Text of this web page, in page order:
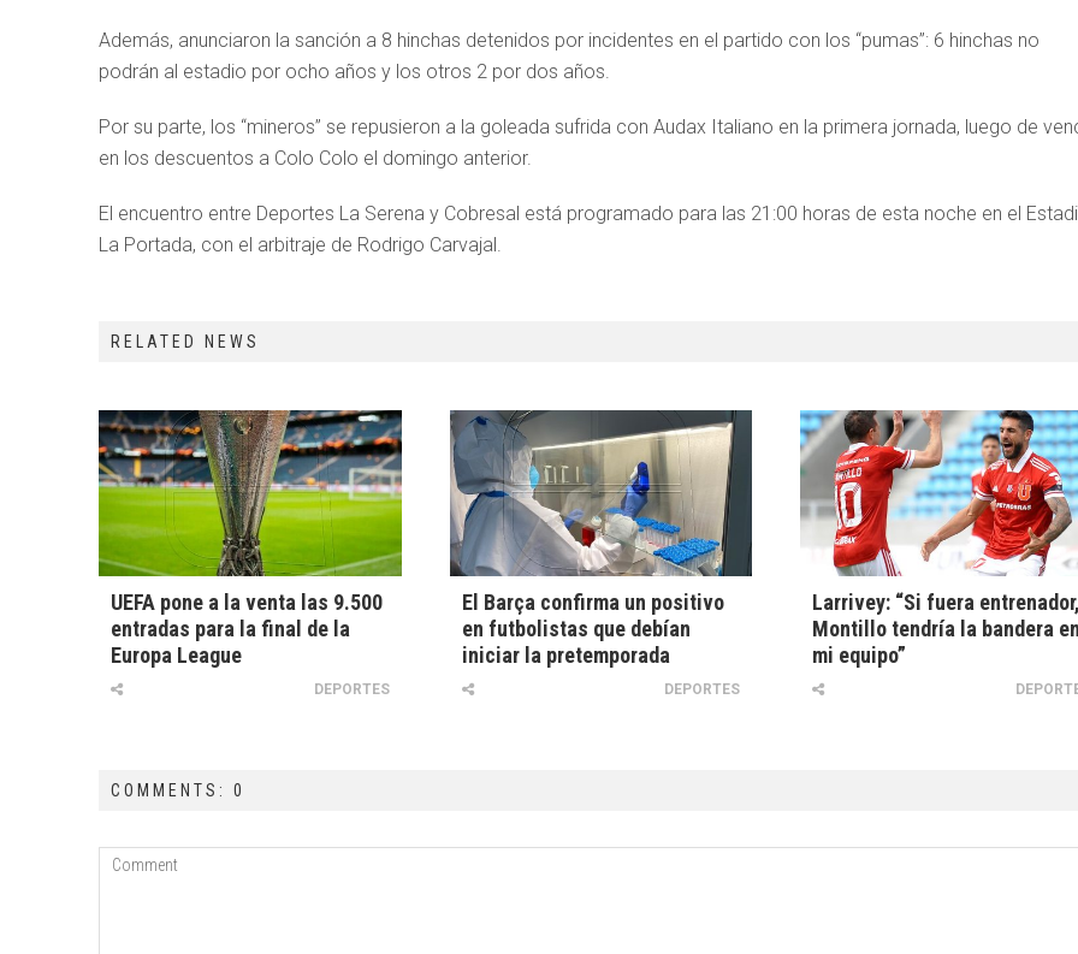
Además, anunciaron la sanción a 8 hinchas detenidos por incidentes en el partido con los “pumas”: 6 hinchas no
podrán al estadio por ocho años y los otros 2 por dos años.
Por su parte, los “mineros” se repusieron a la goleada sufrida con Audax Italiano en la primera jornada, luego de
en los descuentos a Colo Colo el domingo anterior.
El encuentro entre Deportes La Serena y Cobresal está programado para las 21:00 horas de esta noche en el
La Portada, con el arbitraje de Rodrigo Carvajal.
RELATED NEWS
UEFA pone a la venta las 9.500
entradas para la final de la
Europa League
DEPORTES
El Barça confirma un positivo
en futbolistas que debían
iniciar la pretemporada
DEPORTES
Larrivey: “Si fuera entrenador,
Montillo tendría la bandera en
mi equipo”
COMMENTS: 0